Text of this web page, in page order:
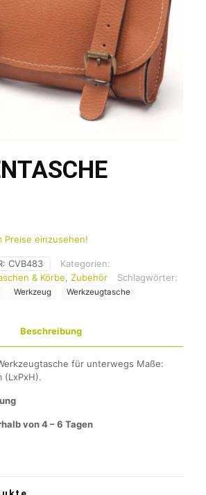
Preise einzusehen!
CVB483
Kategorien:
& Körbe Zubehör Schlagwörter:
Werkzeug Werkzeugtasche
Beschreibung
für unterwegs Maße:
(LxPxH).
von 4 – 6 Tagen